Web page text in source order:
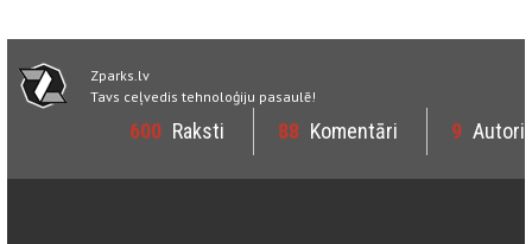
Zparks.lv
Tavs ceļvedis tehnoloģiju pasaulē!
600 Raksti 88 Komentāri 9 Autori